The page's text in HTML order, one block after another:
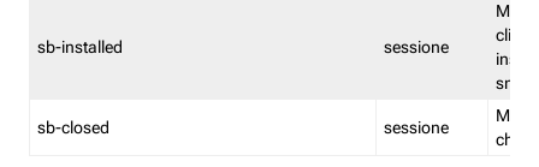
sb-installed sessione
sb-closed sessione